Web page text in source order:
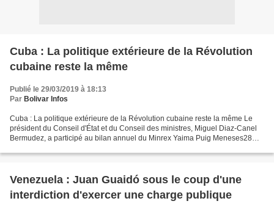
Cuba : La politique extérieure de la Révolution
cubaine reste la même
Publié le 29/03/2019 à 18:13
Par Bolivar Infos
Cuba : La politique extérieure de la Révolution cubaine reste la même Le
président du Conseil d'État et du Conseil des ministres, Miguel Diaz-Canel
Bermudez, a participé au bilan annuel du Minrex Yaima Puig Meneses28
Venezuela : Juan Guaidó sous le coup d'une
interdiction d'exercer une charge publique